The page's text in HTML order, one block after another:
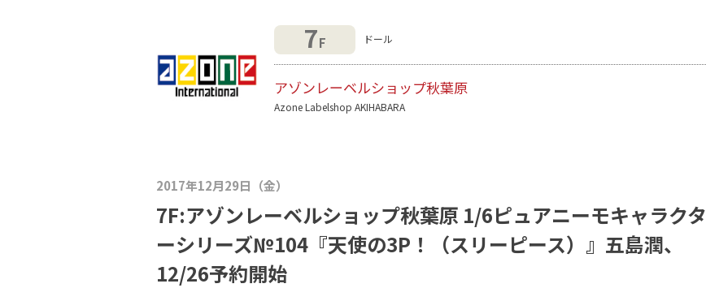
7F ドール
アゾンレーベルショップ秋葉原
Azone Labelshop AKIHABARA
2017年12月29日（金）
7F:アゾンレーベルショップ秋葉原 1/6ピュアニーモキャラクタ
ーシリーズ№104『天使の3P！（スリーピース）』五島潤、
12/26予約開始